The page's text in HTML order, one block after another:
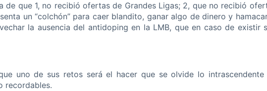
de que 1, no recibió ofertas de Grandes Ligas; 2, que no recibió
un “colchón” para caer blandito, ganar algo de dinero y
la ausencia del antidoping en la LMB, que en caso de existir
uno de sus retos será el hacer que se olvide lo
recordables.